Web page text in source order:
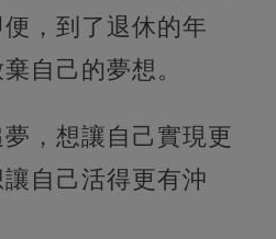
，到了退休的年
自己的夢想。
，想讓自己實現更
自己活得更有沖